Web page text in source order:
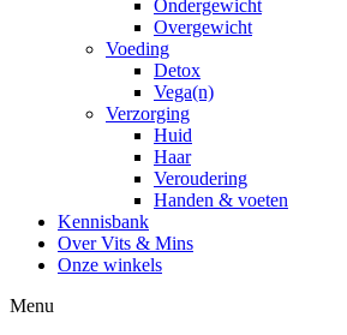
Ondergewicht
Overgewicht
Voeding
Detox
Vega(n)
Verzorging
Huid
Haar
Veroudering
Handen & voeten
Kennisbank
Over Vits & Mins
Onze winkels
Menu